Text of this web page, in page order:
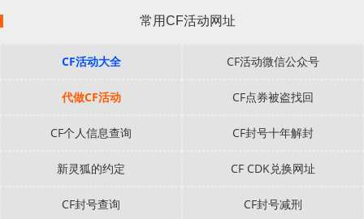
常用CF活动网址
CF活动大全 CF活动微信公众号
代做CF活动 CF点券被盗找回
CF个人信息查询 CF封号十年解封
新灵狐的约定 CF CDK兑换网址
CF封号查询 CF封号减刑